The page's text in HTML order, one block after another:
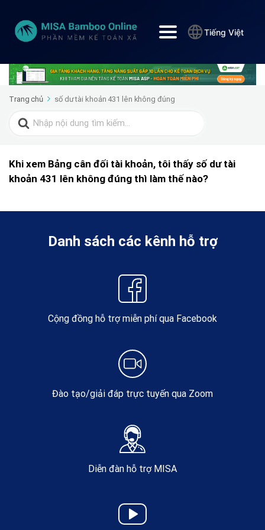
Tiếng Việt
Trang chủ số dư tài khoản 431 lên không đúng
Search
for:
Khi xem Bảng cân đối tài khoản, tôi thấy số dư tài
khoản 431 lên không đúng thì làm thế nào?
Danh sách các kênh hỗ trợ
Cộng đồng hỗ trợ miễn phí qua Facebook
Đào tạo/giải đáp trực tuyến qua Zoom
Diễn đàn hỗ trợ MISA